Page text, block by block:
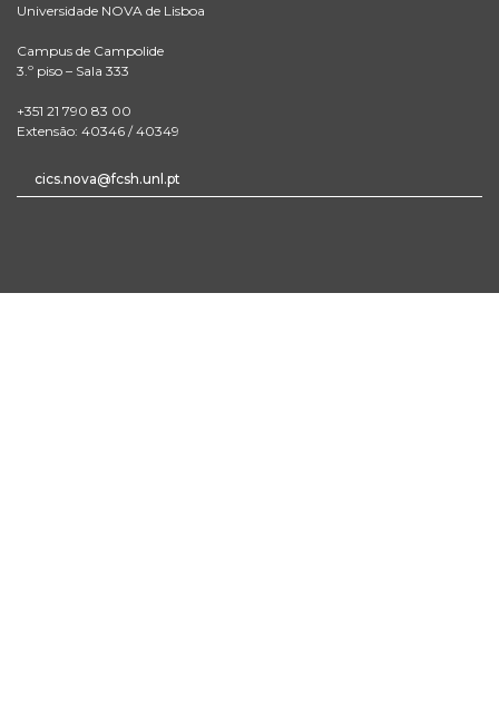
Universidade NOVA de Lisboa
Campus de Campolide
3.º piso – Sala 333
+351 21 790 83 00
Extensão: 40346 / 40349
cics.nova@fcsh.unl.pt